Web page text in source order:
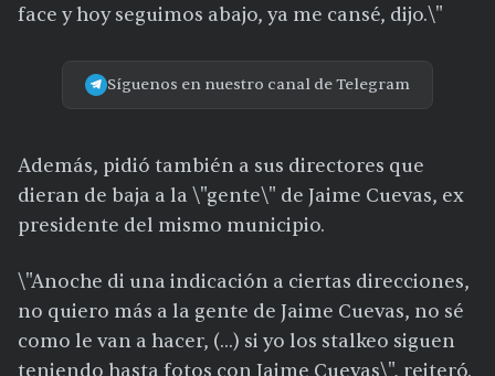
face y hoy seguimos abajo, ya me cansé, dijo.\"
Síguenos en nuestro canal de Telegram
Además, pidió también a sus directores que
dieran de baja a la \"gente\" de Jaime Cuevas, ex
presidente del mismo municipio.
\"Anoche di una indicación a ciertas direcciones,
no quiero más a la gente de Jaime Cuevas, no sé
como le van a hacer, (...) si yo los stalkeo siguen